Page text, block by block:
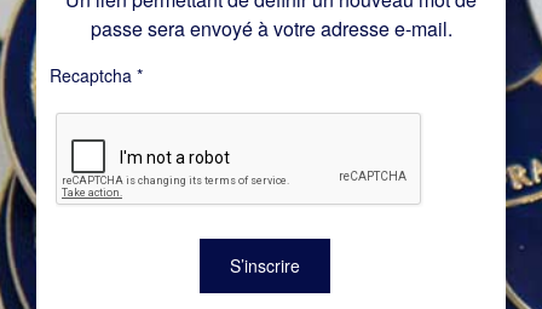
passe sera envoyé à votre adresse e-mail.
Recaptcha *
S’inscrire